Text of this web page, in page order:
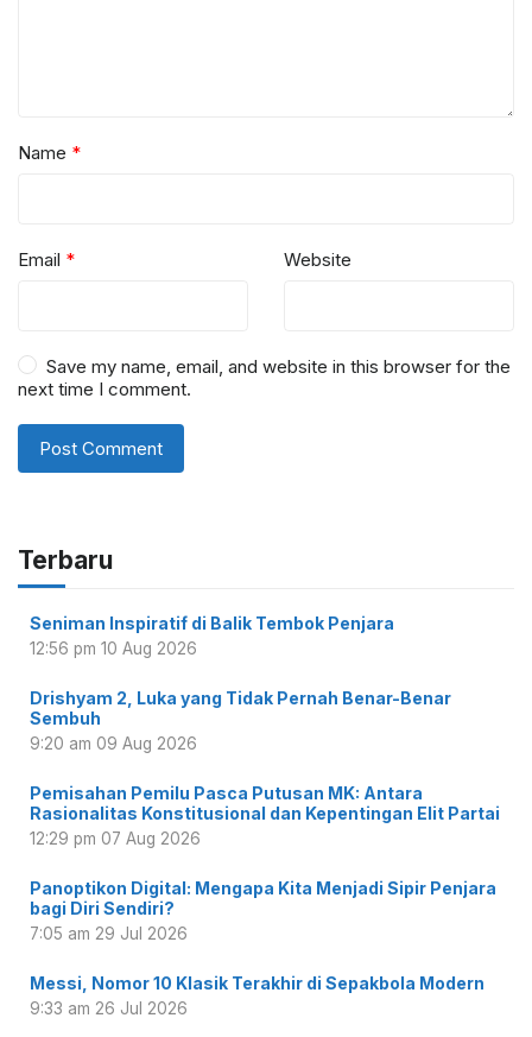
Name *
Email * Website
Save my name, email, and website in this browser for the
next time I comment.
Terbaru
Seniman Inspiratif di Balik Tembok Penjara
12:56 pm 10 Aug 2026
Drishyam 2, Luka yang Tidak Pernah Benar-Benar
Sembuh
9:20 am 09 Aug 2026
Pemisahan Pemilu Pasca Putusan MK: Antara
Rasionalitas Konstitusional dan Kepentingan Elit Partai
12:29 pm 07 Aug 2026
Panoptikon Digital: Mengapa Kita Menjadi Sipir Penjara
bagi Diri Sendiri?
7:05 am 29 Jul 2026
Messi, Nomor 10 Klasik Terakhir di Sepakbola Modern
9:33 am 26 Jul 2026